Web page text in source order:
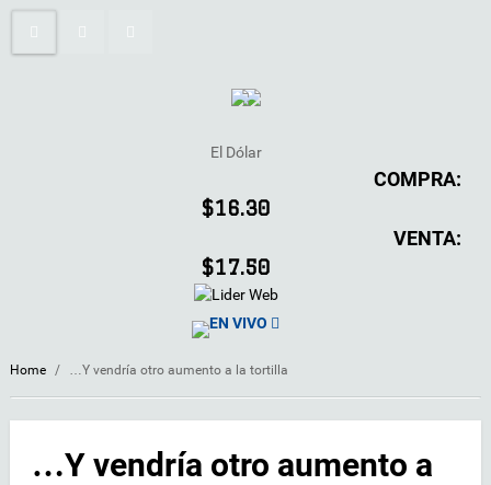
El Dólar
COMPRA:
$16.30
VENTA:
$17.50
EN VIVO
Home / …Y vendría otro aumento a la tortilla
…Y vendría otro aumento a